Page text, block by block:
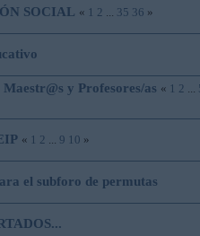
SOCIAL « 1 2 ... 35 36 »
y Profesores/as « 1 2 ...
« 1 2 ... 9 10 »
el subforo de permutas